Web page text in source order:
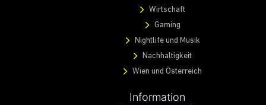
Wirtschaft
Gaming
Nightlife und Musik
Nachhaltigkeit
Wien und Österreich
Information